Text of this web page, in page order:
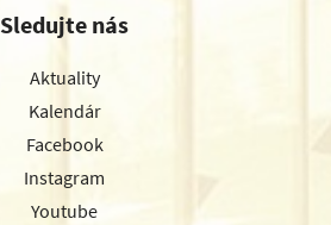
Sledujte nás
Aktuality
Kalendár
Facebook
Instagram
Youtube